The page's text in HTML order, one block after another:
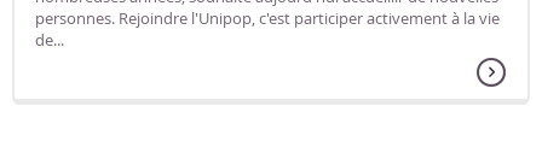
personnes. Rejoindre l'Unipop, c'est participer activement à la vie
de...